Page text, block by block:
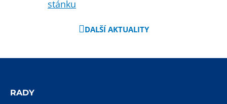
DALŠÍ AKTUALITY
RADY